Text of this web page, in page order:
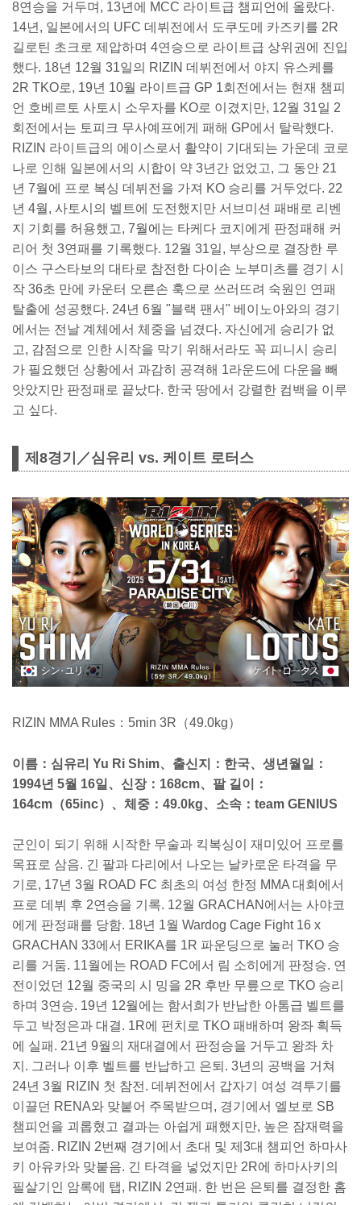
8연승을 거두며, 13년에 MCC 라이트급 챔피언에 올랐다.
14년, 일본에서의 UFC 데뷔전에서 도쿠도메 카즈키를 2R
길로틴 초크로 제압하며 4연승으로 라이트급 상위권에 진입
했다. 18년 12월 31일의 RIZIN 데뷔전에서 야지 유스케를
2R TKO로, 19년 10월 라이트급 GP 1회전에서는 현재 챔피
언 호베르토 사토시 소우자를 KO로 이겼지만, 12월 31일 2
회전에서는 토피크 무사예프에게 패해 GP에서 탈락했다.
RIZIN 라이트급의 에이스로서 활약이 기대되는 가운데 코로
나로 인해 일본에서의 시합이 약 3년간 없었고, 그 동안 21
년 7월에 프로 복싱 데뷔전을 가져 KO 승리를 거두었다. 22
년 4월, 사토시의 벨트에 도전했지만 서브미션 패배로 리벤
지 기회를 허용했고, 7월에는 타케다 코지에게 판정패해 커
리어 첫 3연패를 기록했다. 12월 31일, 부상으로 결장한 루
이스 구스타보의 대타로 참전한 다이손 노부미츠를 경기 시
작 36초 만에 카운터 오른손 훅으로 쓰러뜨려 숙원인 연패
탈출에 성공했다. 24년 6월 "블랙 팬서" 베이노아와의 경기
에서는 전날 계체에서 체중을 넘겼다. 자신에게 승리가 없
고, 감점으로 인한 시작을 막기 위해서라도 꼭 피니시 승리
가 필요했던 상황에서 과감히 공격해 1라운드에 다운을 빼
앗았지만 판정패로 끝났다. 한국 땅에서 강렬한 컴백을 이루
고 싶다.
제8경기／심유리 vs. 케이트 로터스
RIZIN MMA Rules：5min 3R（49.0kg）
이름：심유리 Yu Ri Shim、출신지：한국、생년월일：
1994년 5월 16일、신장：168cm、팔 길이：
164cm（65inc）、체중：49.0kg、소속：team GENIUS
군인이 되기 위해 시작한 무술과 킥복싱이 재미있어 프로를
목표로 삼음. 긴 팔과 다리에서 나오는 날카로운 타격을 무
기로, 17년 3월 ROAD FC 최초의 여성 한정 MMA 대회에서
프로 데뷔 후 2연승을 기록. 12월 GRACHAN에서는 사야코
에게 판정패를 당함. 18년 1월 Wardog Cage Fight 16 x
GRACHAN 33에서 ERIKA를 1R 파운딩으로 눌러 TKO 승
리를 거둠. 11월에는 ROAD FC에서 림 소히에게 판정승. 연
전이었던 12월 중국의 시 밍을 2R 후반 무릎으로 TKO 승리
하며 3연승. 19년 12월에는 함서희가 반납한 아톰급 벨트를
두고 박정은과 대결. 1R에 펀치로 TKO 패배하며 왕좌 획득
에 실패. 21년 9월의 재대결에서 판정승을 거두고 왕좌 차
지. 그러나 이후 벨트를 반납하고 은퇴. 3년의 공백을 거쳐
24년 3월 RIZIN 첫 참전. 데뷔전에서 갑자기 여성 격투기를
이끌던 RENA와 맞붙어 주목받으며, 경기에서 엘보로 SB
챔피언을 괴롭혔고 결과는 아쉽게 패했지만, 높은 잠재력을
보여줌. RIZIN 2번째 경기에서 초대 및 제3대 챔피언 하마사
키 아유카와 맞붙음. 긴 타격을 넣었지만 2R에 하마사키의
필살기인 암록에 탭, RIZIN 2연패. 한 번은 은퇴를 결정한 홈